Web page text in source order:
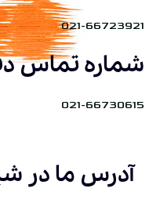
021-66723921
شماره تماس
021-66730615
آدرس ما در